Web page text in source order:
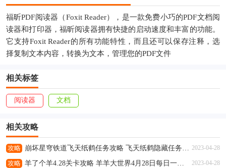
福昕PDF阅读器（Foxit Reader），是一款免费小巧的PDF文档阅
读器和打印器，福昕阅读器拥有快捷的启动速度和丰富的功能。
它支持Foxit Reader的所有功能特性，而且还可以保存注释，选
择复制文本内容，转换为文本，管理您的PDF文件
相关标签
阅读器 文档
相关攻略
攻略 2023-04-28
攻略 2023-04-28